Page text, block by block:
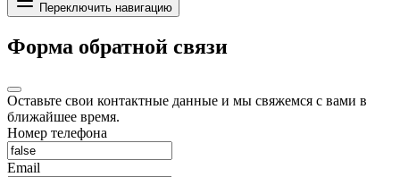
Переключить навигацию
Форма обратной связи
Оставьте свои контактные данные и мы свяжемся с вами в
ближайшее время.
Номер телефона
Email